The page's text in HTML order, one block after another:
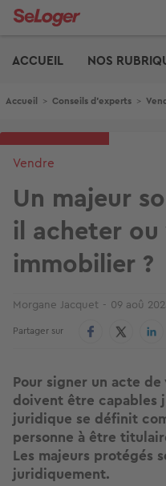
Aller
ACCUEIL
NOS
Fil d'Ariane
Accueil > Conseils d'experts >
Vendre
Un majeur
il acheter ou
immobilier ?
Morgane Jacquet 09 aoû
Partager sur
Pour signer un acte
doivent être capables
juridique se définit
personne à être
Les majeurs protégés
juridiquement.